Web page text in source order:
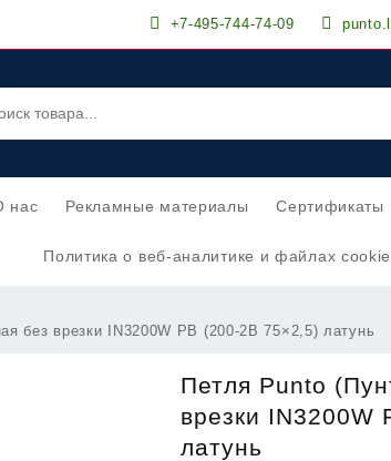
+7-495-744-74-09
нас Рекламные материалы Сертификаты
Политика о веб-аналитике и файлах cookie
без врезки IN3200W PB (200-2B 75×2,5) латунь
Петля Punto
врезки IN3200W
латунь